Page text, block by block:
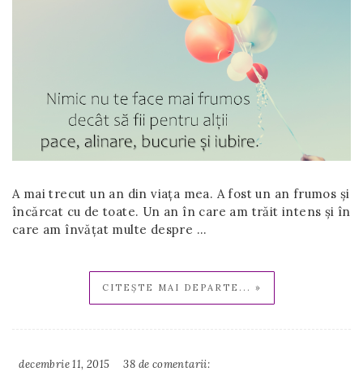
A mai trecut un an din viaţa mea. A fost un an frumos şi
încărcat cu de toate. Un an în care am trăit intens şi în
care am învăţat multe despre …
CITEȘTE MAI DEPARTE... »
decembrie 11, 2015 38 de comentarii: